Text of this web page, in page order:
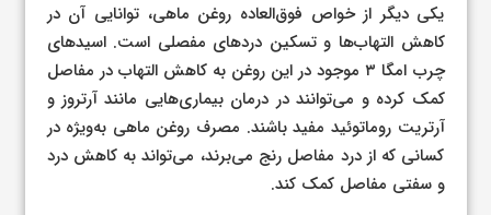
یکی دیگر از خواص فوق‌العاده روغن ماهی، توانایی آن در
کاهش التهاب‌ها و تسکین دردهای مفصلی است. اسیدهای
چرب امگا ۳ موجود در این روغن به کاهش التهاب در مفاصل
کمک کرده و می‌توانند در درمان بیماری‌هایی مانند آرتروز و
آرتریت روماتوئید مفید باشند. مصرف روغن ماهی به‌ویژه در
کسانی که از درد مفاصل رنج می‌برند، می‌تواند به کاهش درد
و سفتی مفاصل کمک کند.